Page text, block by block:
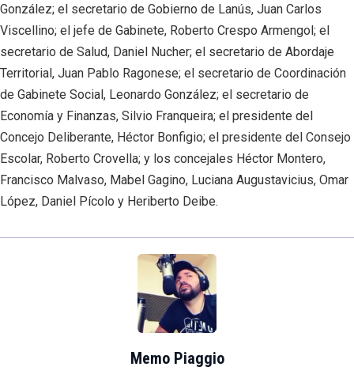
González; el secretario de Gobierno de Lanús, Juan Carlos
Viscellino; el jefe de Gabinete, Roberto Crespo Armengol; el
secretario de Salud, Daniel Nucher; el secretario de Abordaje
Territorial, Juan Pablo Ragonese; el secretario de Coordinación
de Gabinete Social, Leonardo González; el secretario de
Economía y Finanzas, Silvio Franqueira; el presidente del
Concejo Deliberante, Héctor Bonfigio; el presidente del Consejo
Escolar, Roberto Crovella; y los concejales Héctor Montero,
Francisco Malvaso, Mabel Gagino, Luciana Augustavicius, Omar
López, Daniel Pícolo y Heriberto Deibe.
Memo Piaggio